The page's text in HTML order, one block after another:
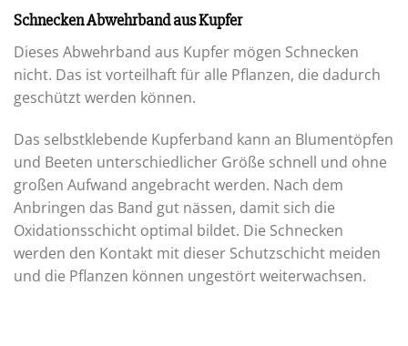
Schnecken Abwehrband aus Kupfer
Dieses Abwehrband aus Kupfer mögen Schnecken
nicht. Das ist vorteilhaft für alle Pflanzen, die dadurch
geschützt werden können.
Das selbstklebende Kupferband kann an Blumentöpfen
und Beeten unterschiedlicher Größe schnell und ohne
großen Aufwand angebracht werden. Nach dem
Anbringen das Band gut nässen, damit sich die
Oxidationsschicht optimal bildet. Die Schnecken
werden den Kontakt mit dieser Schutzschicht meiden
und die Pflanzen können ungestört weiterwachsen.